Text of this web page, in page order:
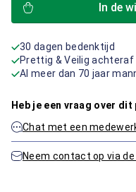
In de
30 dagen bedenktijd
Prettig & Veilig achteraf
Al meer dan 70 jaar
Heb je een vraag over
Chat met een
Neem contact op via de